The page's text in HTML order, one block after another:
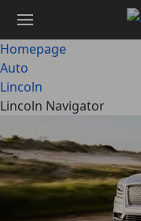
naar
hoofdinhoud
Homepage
Auto
Lincoln
Lincoln Navigator